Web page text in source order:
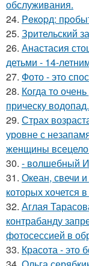
обслуживания.
24. Peкopд:
25. Зрительский
26. Анастасия
детьми - 14-
27. Фото - это
28. Когда то
прическу водопад.
29. Страх
уровне с
женщины всецело
30. - волшебный
31. Океан, свечи
которых хочется в
32. Аглая
контрабанду
фотосессией в
33. Красота - это